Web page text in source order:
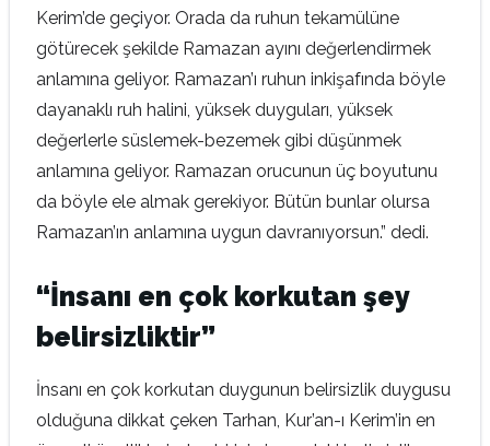
Kerim’de geçiyor. Orada da ruhun tekamülüne
götürecek şekilde Ramazan ayını değerlendirmek
anlamına geliyor. Ramazan’ı ruhun inkişafında böyle
dayanaklı ruh halini, yüksek duyguları, yüksek
değerlerle süslemek-bezemek gibi düşünmek
anlamına geliyor. Ramazan orucunun üç boyutunu
da böyle ele almak gerekiyor. Bütün bunlar olursa
Ramazan’ın anlamına uygun davranıyorsun.” dedi.
“İnsanı en çok korkutan şey
belirsizliktir”
İnsanı en çok korkutan duygunun belirsizlik duygusu
olduğuna dikkat çeken Tarhan, Kur’an-ı Kerim’in en